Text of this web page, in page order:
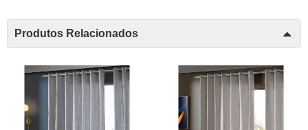
Produtos Relacionados